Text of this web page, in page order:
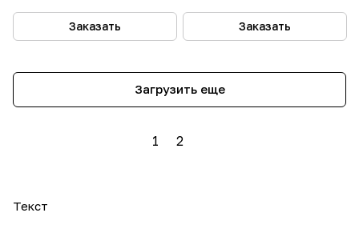
Заказать Заказать
Загрузить еще
1 2
Текст